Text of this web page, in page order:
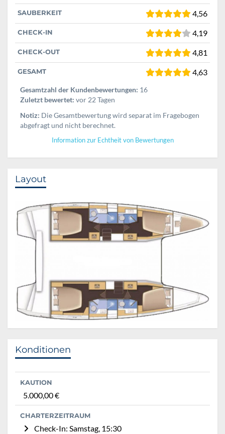
SAUBERKEIT 4,56
CHECK-IN 4,19
CHECK-OUT 4,81
GESAMT 4,63
Gesamtzahl der Kundenbewertungen: 16
Zuletzt bewertet: vor 22 Tagen
Notiz: Die Gesamtbewertung wird separat im Fragebogen
abgefragt und nicht berechnet.
Information zur Echtheit von Bewertungen
Layout
Konditionen
KAUTION
5.000,00 €
CHARTERZEITRAUM
Check-In: Samstag, 15:30